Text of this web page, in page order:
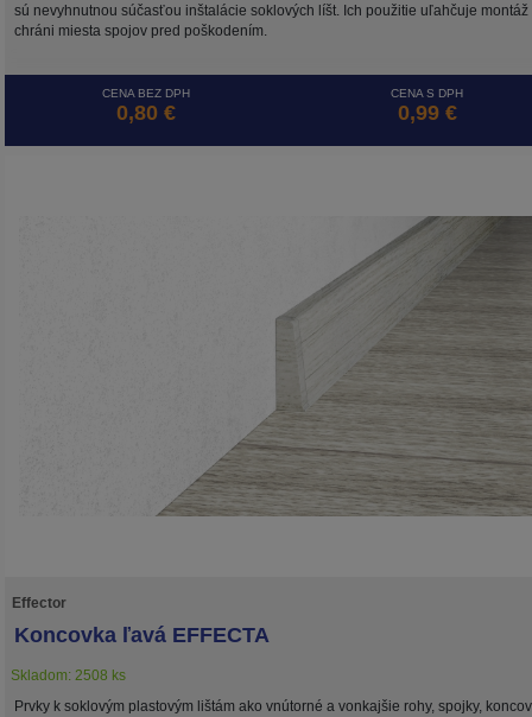
sú nevyhnutnou súčasťou inštalácie soklových líšt. Ich použitie uľahčuje montáž
chráni miesta spojov pred poškodením.
CENA BEZ DPH
0,80 €
CENA S DPH
0,99 €
Effector
Koncovka ľavá EFFECTA
Skladom: 2508 ks
Prvky k soklovým plastovým lištám ako vnútorné a vonkajšie rohy, spojky,